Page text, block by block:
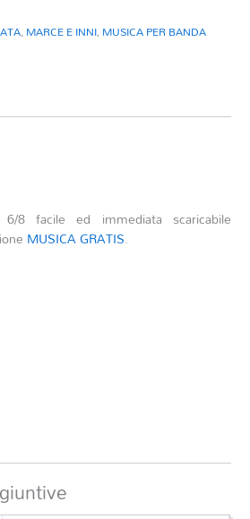
, MARCE E INNI, MUSICA PER BANDA
8 facile ed immediata scaricabile
MUSICA GRATIS.